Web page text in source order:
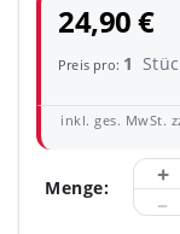
24,90 €
Preis pro: 1
inkl. ges. MwSt.
Menge: